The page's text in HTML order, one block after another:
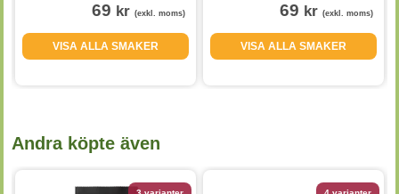
69 kr (exkl. moms)
VISA ALLA SMAKER
69 kr (exkl. moms)
VISA ALLA SMAKER
Andra köpte även